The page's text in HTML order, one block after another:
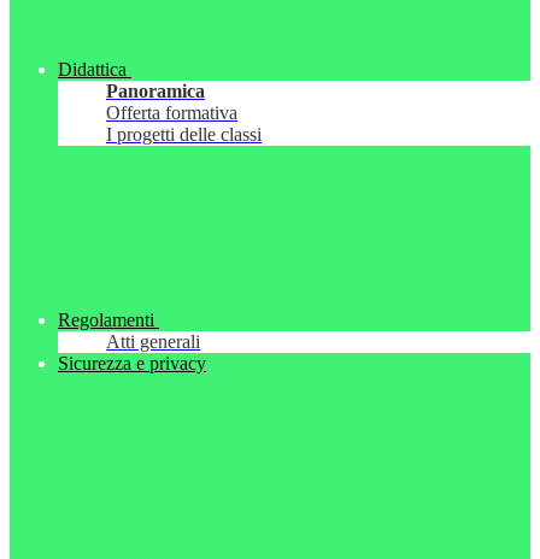
Didattica
Panoramica
Offerta formativa
I progetti delle classi
Regolamenti
Atti generali
Sicurezza e privacy